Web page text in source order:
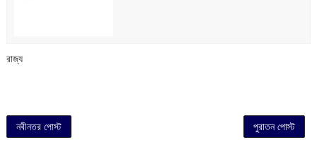
রাজ্য
নবীনতর পোস্ট পুরাতন পোস্ট